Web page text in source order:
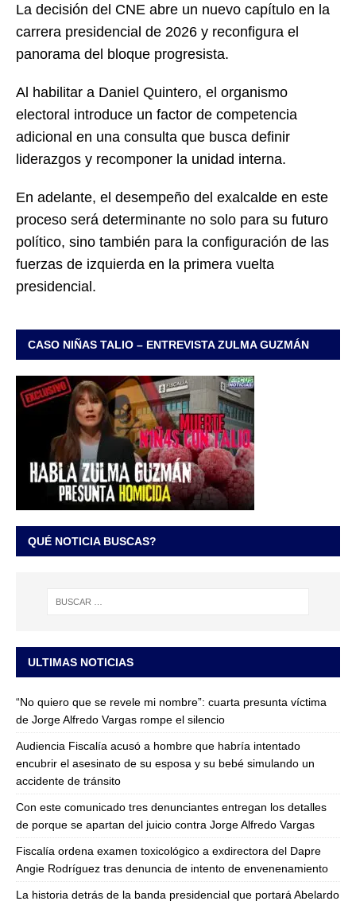
La decisión del CNE abre un nuevo capítulo en la
carrera presidencial de 2026 y reconfigura el
panorama del bloque progresista.
Al habilitar a Daniel Quintero, el organismo
electoral introduce un factor de competencia
adicional en una consulta que busca definir
liderazgos y recomponer la unidad interna.
En adelante, el desempeño del exalcalde en este
proceso será determinante no solo para su futuro
político, sino también para la configuración de las
fuerzas de izquierda en la primera vuelta
presidencial.
CASO NIÑAS TALIO – ENTREVISTA ZULMA GUZMÁN
QUÉ NOTICIA BUSCAS?
ULTIMAS NOTICIAS
“No quiero que se revele mi nombre”: cuarta presunta víctima
de Jorge Alfredo Vargas rompe el silencio
Audiencia Fiscalía acusó a hombre que habría intentado
encubrir el asesinato de su esposa y su bebé simulando un
accidente de tránsito
Con este comunicado tres denunciantes entregan los detalles
de porque se apartan del juicio contra Jorge Alfredo Vargas
Fiscalía ordena examen toxicológico a exdirectora del Dapre
Angie Rodríguez tras denuncia de intento de envenenamiento
La historia detrás de la banda presidencial que portará Abelardo